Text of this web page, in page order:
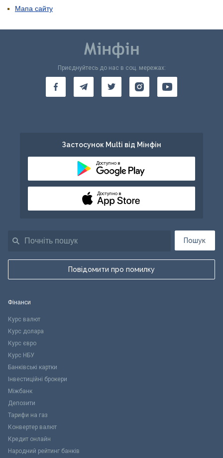
Мапа сайту
Пошук
Повідомити про помилку
Приєднуйтесь до нас в соц. мережах:
Застосунок Multi від Мінфін
Доступно в
Доступно в
Фінанси
Курс валют
Курс долара
Курс євро
Курс НБУ
Банківські картки
Інвестиційні брокери
Міжбанк
Депозити
Тарифи на газ
Конвертер валют
Кредит онлайн
Народний рейтинг банків